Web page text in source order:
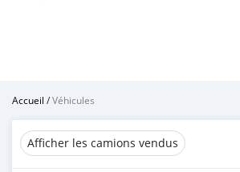
Accueil /Véhicules
Afficher les camions vendus